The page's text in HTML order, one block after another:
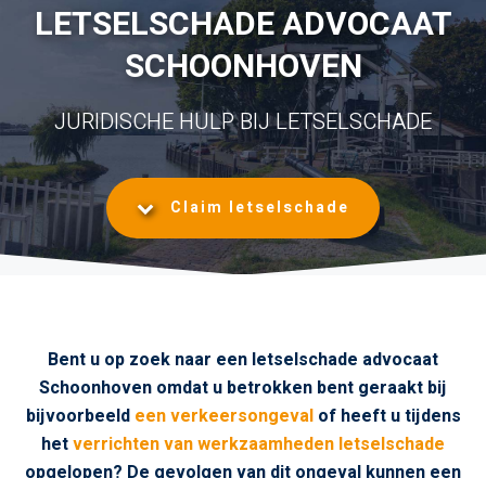
LETSELSCHADE ADVOCAAT
SCHOONHOVEN
JURIDISCHE HULP BIJ LETSELSCHADE
Claim letselschade
Bent u op zoek naar een letselschade advocaat
Schoonhoven omdat u betrokken bent geraakt bij
bijvoorbeeld een verkeersongevalof heeft u tijdens
hetverrichten van werkzaamheden letselschade